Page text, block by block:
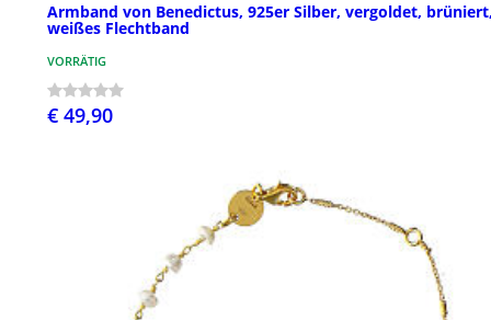
Armband von Benedictus, 925er Silber, vergoldet,
weißes Flechtband
VORRÄTIG
€ 49,90